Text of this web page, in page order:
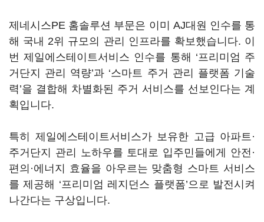
제네시스PE 홈솔루션 부문은 이미 AJ대원 인수를 통
해 국내 2위 규모의 관리 인프라를 확보했습니다. 이
번 제일에스테이트서비스 인수를 통해 ‘프리미엄 주
거단지 관리 역량’과 ‘스마트 주거 관리 플랫폼 기술
력’을 결합해 차별화된 주거 서비스를 선보인다는 계
획입니다.
특히 제일에스테이트서비스가 보유한 고급 아파트·
주거단지 관리 노하우를 토대로 입주민들에게 안전·
편의·에너지 효율을 아우르는 맞춤형 스마트 서비스
를 제공해 ‘프리미엄 레지던스 플랫폼’으로 발전시켜
나간다는 구상입니다.